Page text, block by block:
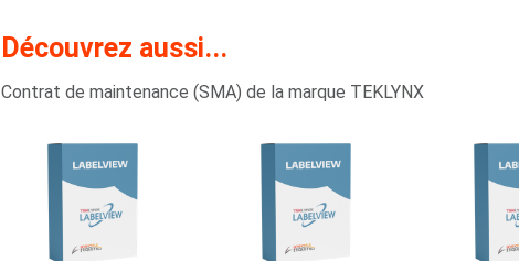
Découvrez aussi...
Contrat de maintenance (SMA) de la marque TEKLYNX